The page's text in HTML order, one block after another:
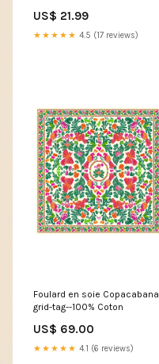
B1 #11.4418.002.010 TVA5.5
US$ 21.99
★★★★★ 4.5 (17 reviews)
Foulard en soie Copacabana
grid-tag--100% Coton
US$ 69.00
★★★★★ 4.1 (6 reviews)